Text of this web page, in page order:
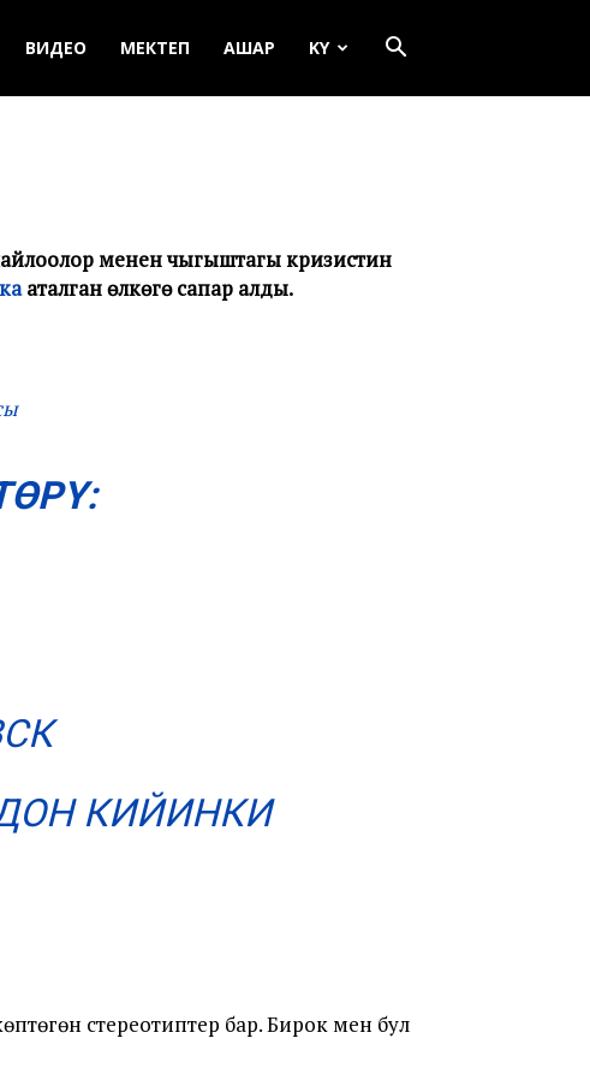
ВИДЕО МЕКТЕП АШАР KY
менен чыгыштагы кризистин
аталган өлкөгө сапар алды.
КИЙИНКИ
стереотиптер бар. Бирок мен бул